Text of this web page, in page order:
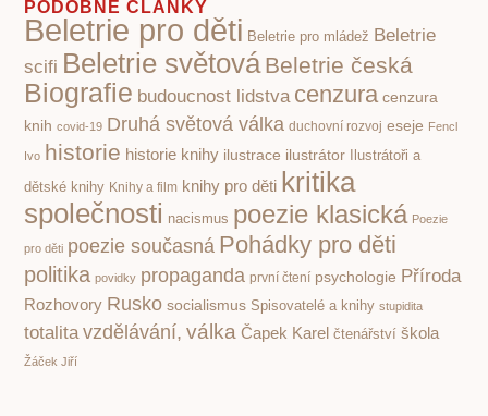
PODOBNÉ ČLÁNKY
Beletrie pro děti Beletrie pro mládež Beletrie
scifi Beletrie světováBeletrie česká
Biografie budoucnost lidstva cenzura cenzura
knih covid-19 Druhá světová válka duchovní rozvoj eseje Fencl
Ivo historie historie knihy ilustrace ilustrátor Ilustrátoři a
dětské knihy Knihy a film knihy pro děti kritika
společnosti nacismus poezie klasická Poezie
pro děti poezie současná Pohádky pro děti
politika povidky propaganda první čtení psychologie Příroda
Rozhovory Rusko socialismus Spisovatelé a knihy stupidita
totalita vzdělávání, válka Čapek Karel čtenářství škola
Žáček Jiří